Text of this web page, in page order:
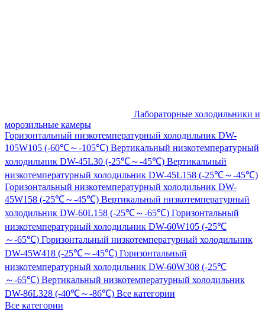
Лабораторные холодильники и
морозильные камеры
Горизонтальный низкотемпературный холодильник DW-
105W105 (-60℃～-105℃) Вертикальный низкотемпературный
холодильник DW-45L30 (-25℃～-45℃) Вертикальный
низкотемпературный холодильник DW-45L158 (-25℃～-45℃)
Горизонтальный низкотемпературный холодильник DW-
45W158 (-25℃～-45℃) Вертикальный низкотемпературный
холодильник DW-60L158 (-25℃～-65℃) Горизонтальный
низкотемпературный холодильник DW-60W105 (-25℃
～-65℃) Горизонтальный низкотемпературный холодильник
DW-45W418 (-25℃～-45℃) Горизонтальный
низкотемпературный холодильник DW-60W308 (-25℃
～-65℃) Вертикальный низкотемпературный холодильник
DW-86L328 (-40℃～-86℃) Все категории
Все категории